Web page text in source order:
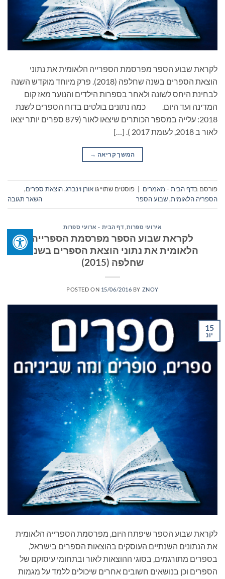
לקראת שבוע הספר מפרסמת הספרייה הלאומית את נתוני
הוצאת הספרים בשנה שחלפה (2018). פרק מיוחד מוקדש השנה
לבחינת היחס לשונה ולאחר בספרות הילדים והנוער מאז קום
המדינה ועד היום. כמה נתונים בולטים בדוח הספרים לשנת
2018: עלייה במספר הכותרים שיצאו לאור (879 ספרים יותר יצאו
לאור ב 2018, לעומת 2017 ). […]
המשך קריאה →
פורסם בדף הבית - מאמרים פוסטים שתוייגו אורן וינברג,הוצאת ספרים,
הספריה הלאומית,שבוע הספר השאר תגובה
אירועי ספרות דף הבית - ארועי ספרות
לקראת שבוע הספר מפרסמת הספרייה
הלאומית את נתוני הוצאת הספרים בשנה
שחלפה (2015)
POSTED ON 15/06/2016 BY ZNOY
15
יונ
לקראת שבוע הספר שיפתח היום, מפרסמת הספרייה הלאומית
את הנתונים השנתיים העוסקים בהוצאות הספרים בישראל,
בספרים מתורגמים, בסוגי ההוצאות לאור ובתחומי עיסוקם של
הספרים וכן בנושאים חשובים אחרים שיכולים ללמד על מגמות